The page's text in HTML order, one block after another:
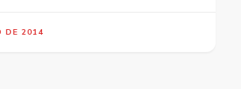
DE 2014